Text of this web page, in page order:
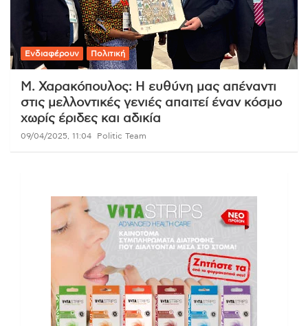
Ενδιαφέρουν Πολιτική
Μ. Χαρακόπουλος: Η ευθύνη μας απέναντι
στις μελλοντικές γενιές απαιτεί έναν κόσμο
χωρίς έριδες και αδικία
09/04/2025, 11:04 Politic Team